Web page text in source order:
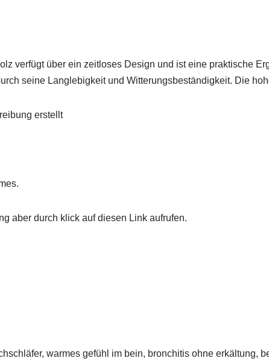
verfügt über ein zeitloses Design und ist eine praktische
seine Langlebigkeit und Witterungsbeständigkeit. Die
erstellt
aber durch klick auf diesen Link aufrufen.
warmes gefühl im bein, bronchitis ohne erkältung,